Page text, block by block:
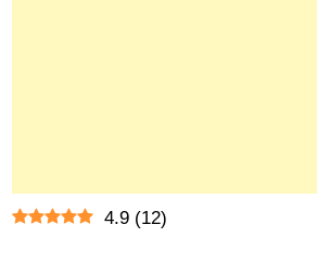
4.9 (12)